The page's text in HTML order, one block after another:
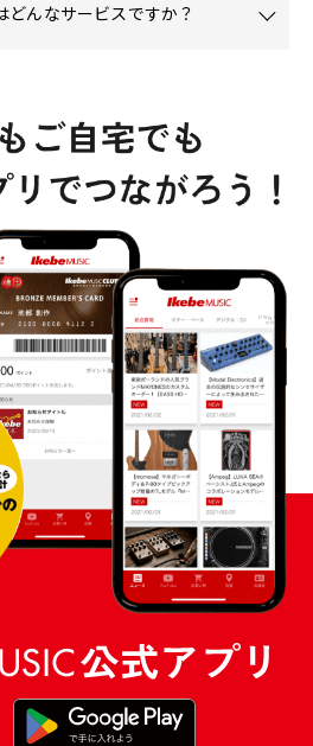
どんなサービスですか？